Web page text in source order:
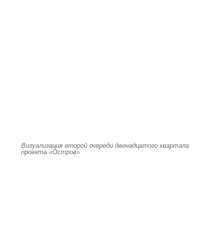
Визуализация второй очереди двенадцатого квартала
проекта «Остров»